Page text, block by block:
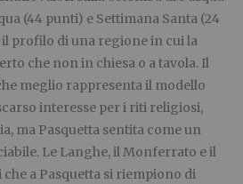
(44 punti) e Settimana Santa (24
profilo di una regione in cui la
che non in chiesa o a tavola. Il
meglio rappresenta il modello
interesse per i riti religiosi,
ma Pasquetta sentita come un
Le Langhe, il Monferrato e il
a Pasquetta si riempiono di